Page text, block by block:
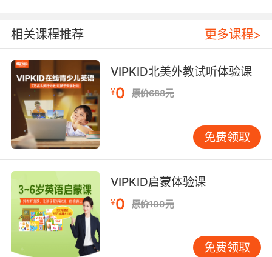
事態在那有所升級 就成這樣了
7. But there's definitely gonna be some
escalation.
但是数量肯定会逐步上升的
8. escalators only go down in the morning.
自动扶梯只有早上才是往下行的
9. This and the escalator was always broken.
因为理智和自动扶梯总是会崩溃
相关课程推荐 更多课程>
VIPKID北美外教试听体验课
¥0 原价688元
免费领取
VIPKID启蒙体验课
¥0 原价100元
免费领取